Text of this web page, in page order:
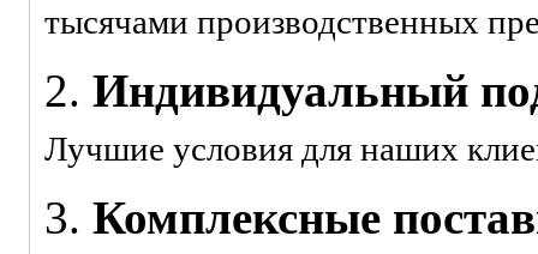
тысячами производственных
2. Индивидуальный
Лучшие условия для наших
3. Комплексные